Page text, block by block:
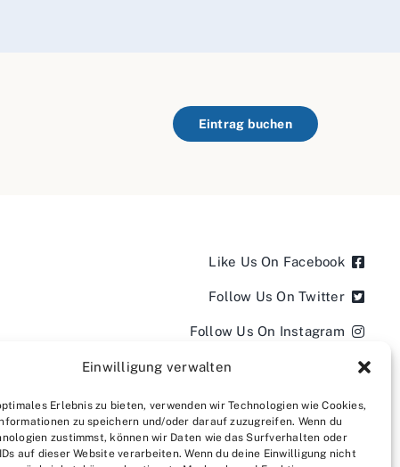
Einwilligung verwalten
Erlebnis zu bieten, verwenden wir Technologien wie Cookies,
zu speichern und/oder darauf zuzugreifen. Wenn du
zustimmst, können wir Daten wie das Surfverhalten oder
auf dieser Website verarbeiten. Wenn du deine Einwilligung nicht
Eintrag buchen
Like Us On Facebook
Follow Us On Twitter
Follow Us On Instagram
Follow Us On LinkedIn
Follow us on YouTube
Follow us on Pinterest